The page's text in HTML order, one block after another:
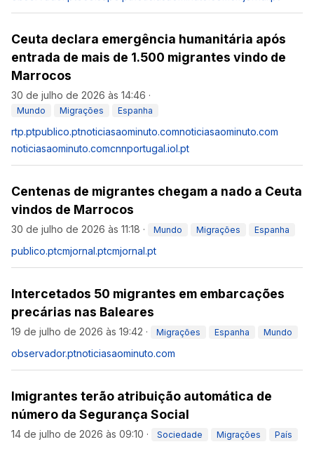
Ceuta declara emergência humanitária após
entrada de mais de 1.500 migrantes vindo de
Marrocos
30 de julho de 2026 às 14:46 ·
Mundo Migrações Espanha
rtp.ptpublico.ptnoticiasaominuto.comnoticiasaominuto.com
noticiasaominuto.comcnnportugal.iol.pt
Centenas de migrantes chegam a nado a Ceuta
vindos de Marrocos
30 de julho de 2026 às 11:18 · Mundo Migrações Espanha
publico.ptcmjornal.ptcmjornal.pt
Intercetados 50 migrantes em embarcações
precárias nas Baleares
19 de julho de 2026 às 19:42 · Migrações Espanha Mundo
observador.ptnoticiasaominuto.com
Imigrantes terão atribuição automática de
número da Segurança Social
14 de julho de 2026 às 09:10 · Sociedade Migrações País